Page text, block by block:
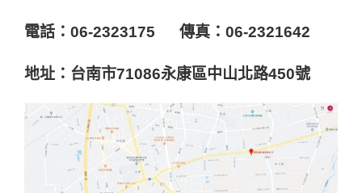
電話：06-2323175 傳真：06-2321642
地址：台南市71086永康區中山北路450號